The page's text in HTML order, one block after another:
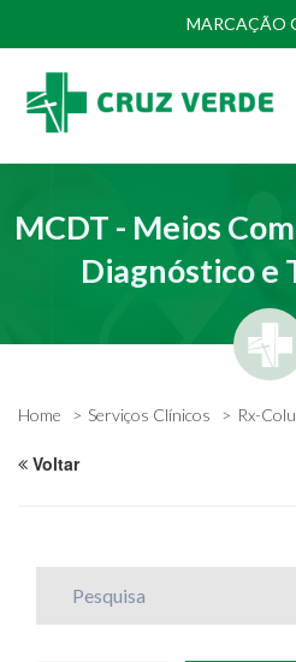
MARCAÇÃO
MCDT - Meios
Diagnóstico e
Home Serviços Clínicos Rx-
Voltar